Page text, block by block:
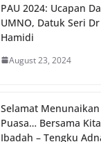
PAU 2024: Ucapan
UMNO, Datuk Seri
Hamidi
August 23, 2024
Selamat
Puasa… Bersama
Ibadah – Tengku